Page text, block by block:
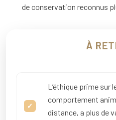
de conservation reconnus
À
L’éthique prime sur
comportement
distance, a plus de